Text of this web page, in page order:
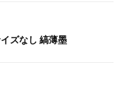
ズなし 縞薄墨